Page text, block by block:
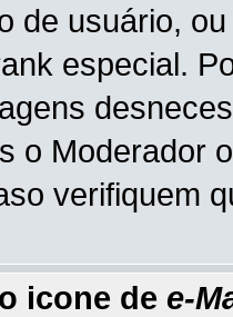
de usuário,
especial.
o Moderador
verifiquem
icone de e-